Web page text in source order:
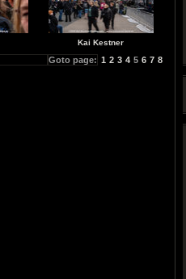
Kai Kestner
Goto page: 1 2 3 4 5 6 7 8